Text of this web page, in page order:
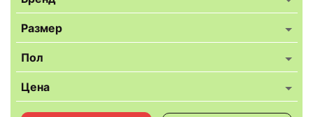
Размер
Пол
Цена